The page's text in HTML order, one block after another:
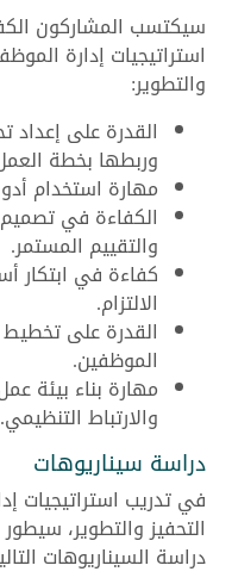
سيكتسب المشاركون
استراتيجيات إدارة
والتطوير:
القدرة على إعداد
وربطها بخطة
مهارة استخدام
الكفاءة في تصميم
والتقييم المستمر.
كفاءة في ابتكار
الالتزام.
القدرة على تخطيط
الموظفين.
مهارة بناء بيئة
والارتباط التنظيمي.
دراسة سيناريوهات
في تدريب استراتيجيات
التحفيز والتطوير،
دراسة السيناريوهات